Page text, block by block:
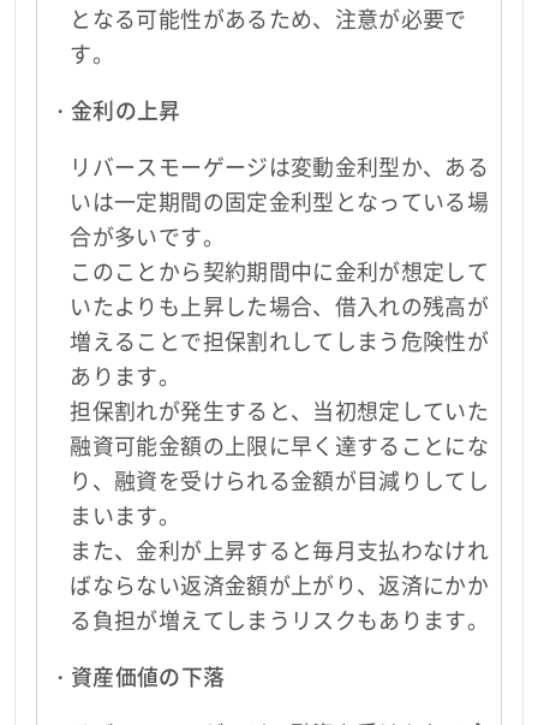
となる可能性があるため、注意が必要で
す。
・金利の上昇
リバースモーゲージは変動金利型か、ある
いは一定期間の固定金利型となっている場
合が多いです。
このことから契約期間中に金利が想定して
いたよりも上昇した場合、借入れの残高が
増えることで担保割れしてしまう危険性が
あります。
担保割れが発生すると、当初想定していた
融資可能金額の上限に早く達することにな
り、融資を受けられる金額が目減りしてし
まいます。
また、金利が上昇すると毎月支払わなけれ
ばならない返済金額が上がり、返済にかか
る負担が増えてしまうリスクもあります。
・資産価値の下落